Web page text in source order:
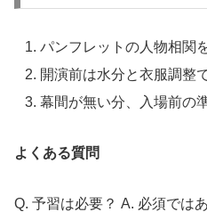
パンフレットの人物相関
開演前は水分と衣服調整
幕間が無い分、入場前の
よくある質問
Q. 予習は必要？ A. 必須では